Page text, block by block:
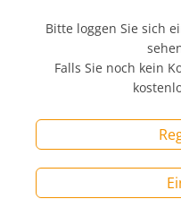
Bitte loggen Sie sich
Falls Sie noch kein